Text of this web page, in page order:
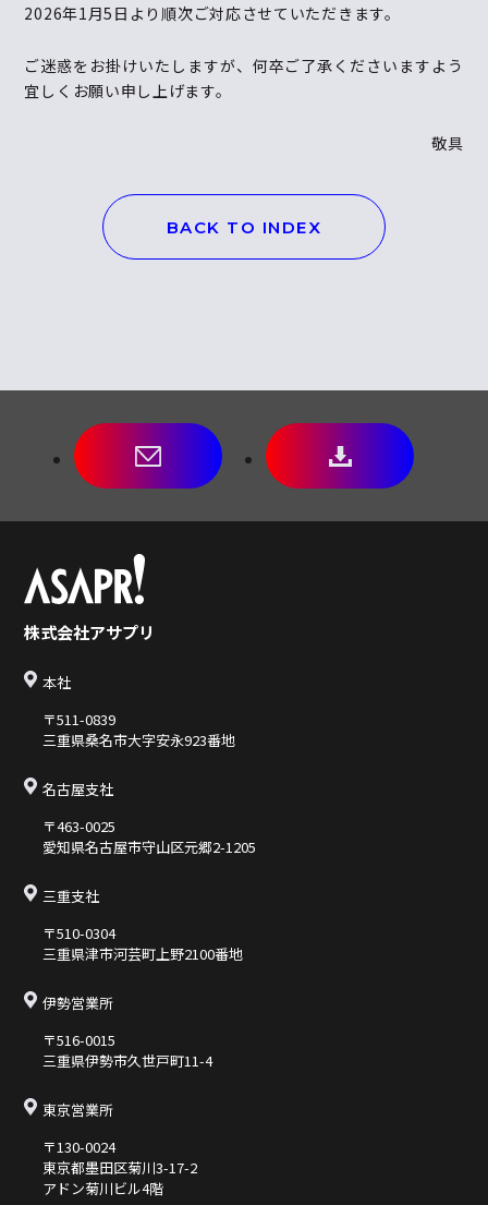
2026年1月5日より順次ご対応させていただきます。
ご迷惑をお掛けいたしますが、何卒ご了承くださいますよう
宜しくお願い申し上げます。
敬具
BACK TO INDEX
株式会社アサプリ
本社
〒511-0839
三重県桑名市大字安永923番地
名古屋支社
〒463-0025
愛知県名古屋市守山区元郷2-1205
三重支社
〒510-0304
三重県津市河芸町上野2100番地
伊勢営業所
〒516-0015
三重県伊勢市久世⼾町11-4
東京営業所
〒130-0024
東京都墨⽥区菊川3-17-2
アドン菊川ビル4階